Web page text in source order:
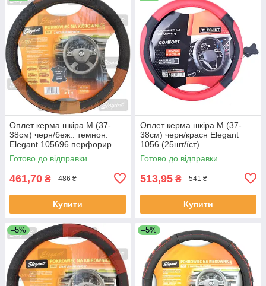
Оплет керма шкіра М (37-
38см) черн/беж.. темнон.
Elegant 105696 перфорир.
Готово до відправки
461,70 ₴ 486 ₴
Купити
Оплет керма шкіра М (37-
38см) черн/красн Elegant
1056 (25шт/їст)
Готово до відправки
513,95 ₴ 541 ₴
Купити
–5% –5%